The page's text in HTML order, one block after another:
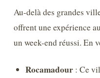
Au-delà des grandes
offrent une expérience
un week-end réussi. En
Rocamadour : Ce